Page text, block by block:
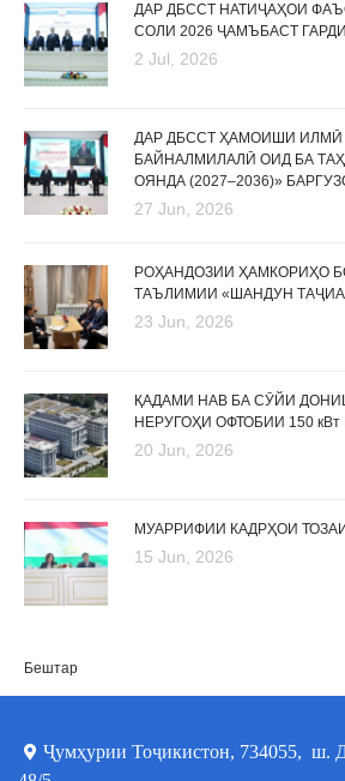
ДАР ДБССТ НАТИҶАҲОИ
СОЛИ 2026 ҶАМЪБАСТ
2 Jul, 2026
ДАР ДБССТ ҲАМОИШИ ИЛМӢ
БАЙНАЛМИЛАЛӢ ОИД БА
ОЯНДА (2027–2036)»
27 Jun, 2026
РОҲАНДОЗИИ ҲАМКОРИҲО
ТАЪЛИМИИ «ШАНДУН
23 Jun, 2026
ҚАДАМИ НАВ БА СӮЙИ
НЕРУГОҲИ ОФТОБИИ 150
20 Jun, 2026
МУАРРИФИИ КАДРҲОИ
15 Jun, 2026
Бештар
Ҷумҳурии Тоҷикистон, 734055, ш.